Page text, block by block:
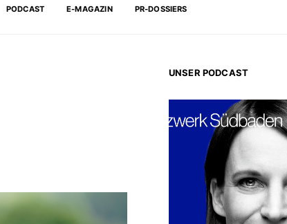
PODCAST E-MAGAZIN PR-DOSSIERS
UNSER PODCAST